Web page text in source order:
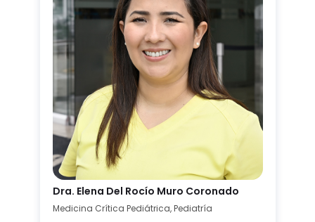
Dra. Elena Del Rocío Muro Coronado
Medicina Crítica Pediátrica, Pediatría